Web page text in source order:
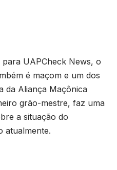
UAPCheck News, o
é maçom e um dos
da Aliança Maçônica
grão-mestre, faz uma
a situação do
atualmente.